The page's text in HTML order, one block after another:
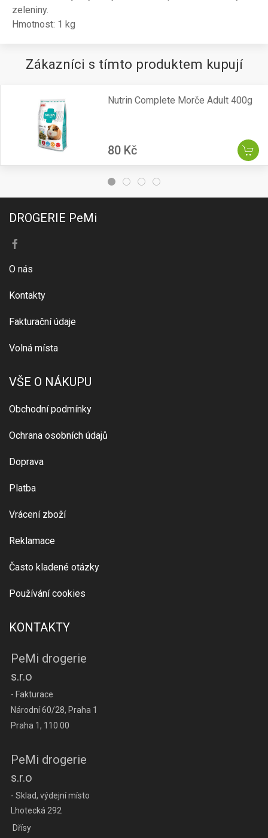
zeleniny.
Hmotnost: 1 kg
Zákazníci s tímto produktem kupují
Nutrin Complete Morče Adult 400g
80 Kč
DROGERIE PeMi
O nás
Kontakty
Fakturační údaje
Volná místa
VŠE O NÁKUPU
Obchodní podmínky
Ochrana osobních údajů
Doprava
Platba
Vrácení zboží
Reklamace
Často kladené otázky
Používání cookies
KONTAKTY
PeMi drogerie
s.r.o
- Fakturace
Národní 60/28, Praha 1
Praha 1, 110 00
PeMi drogerie
s.r.o
- Sklad, výdejní místo
Lhotecká 292
Dřísy